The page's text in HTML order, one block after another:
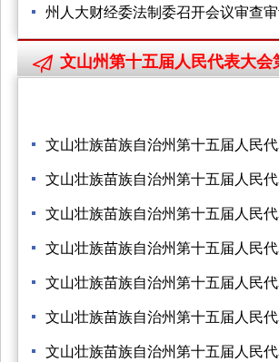
会工作报告
州人大财经委法制委召开会议审查
告条例
 文山州第十五届人民代表大会
文山壮族苗族自治州第十五届人民
会第三次会议公告
文山壮族苗族自治州第十五届人民
会 第三次会议关于政府工作报告的
文山壮族苗族自治州第十五届人民
会 第三次会议关于文山州人民代表大
务委员会工作报告的决议
文山壮族苗族自治州第十五届人民
会 第三次会议关于文山州中级人民法
作报告的决议
文山壮族苗族自治州第十五届人民
会 第三次会议关于文山州人民检察院
报告的决议
文山壮族苗族自治州第十五届人民
会 第三次会议关于文山州2022年国
文山壮族苗族自治州第十五届人民